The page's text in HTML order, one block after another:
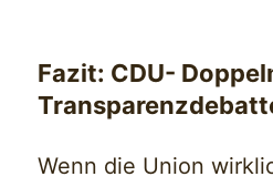
Fazit: CDU-
Wenn die Union